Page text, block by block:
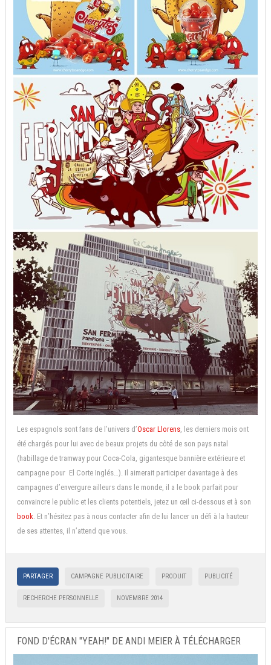
Les espagnols sont fans de l’univers d’Oscar Llorens , les derniers mois ont
été chargés pour lui avec de beaux projets du côté de son pays natal
(habillage de tramway pour Coca-Cola, gigantesque bannière extérieure et
campagne pour El Corte Inglés…). Il aimerait participer davantage à des
campagnes d’envergure ailleurs dans le monde, il a le book parfait pour
convaincre le public et les clients potentiels, jetez un œil ci-dessous et à son
book . Et n’hésitez pas à nous contacter afin de lui lancer un défi à la hauteur
de ses attentes, il n’attend que vous.
PARTAGER CAMPAGNE PUBLICITAIRE PRODUIT PUBLICITÉ
RECHERCHE PERSONNELLE NOVEMBRE 2014
FOND D'ÉCRAN "YEAH!" DE ANDI MEIER À TÉLÉCHARGER